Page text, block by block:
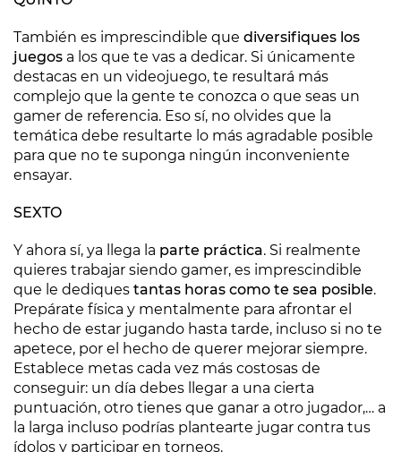
También es imprescindible que diversifiques los
juegos a los que te vas a dedicar. Si únicamente
destacas en un videojuego, te resultará más
complejo que la gente te conozca o que seas un
gamer de referencia. Eso sí, no olvides que la
temática debe resultarte lo más agradable posible
para que no te suponga ningún inconveniente
ensayar.
SEXTO
Y ahora sí, ya llega la parte práctica. Si realmente
quieres trabajar siendo gamer, es imprescindible
que le dediques tantas horas como te sea posible.
Prepárate física y mentalmente para afrontar el
hecho de estar jugando hasta tarde, incluso si no te
apetece, por el hecho de querer mejorar siempre.
Establece metas cada vez más costosas de
conseguir: un día debes llegar a una cierta
puntuación, otro tienes que ganar a otro jugador,… a
la larga incluso podrías plantearte jugar contra tus
ídolos y participar en torneos.